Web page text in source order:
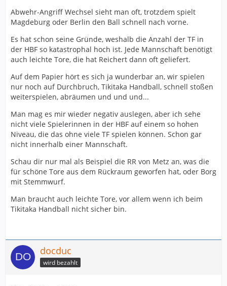
Statistik.
alleine macht. Aizawa und der Kreis unterstützen sie
sicher etwas. Für alleine fehlen ihr die schnelle Beine.
Es wird interessant wie es für sie in Bistrita läuft. Insb.
ob sie weiter nicht verteidigen muss. Bzw. ob sich eine
CL-Mannschaft das leisten kann.
Bei der HBF reden wir über eine Liga, wo man mit einer
soliden Defensive und einem Tempospiel Meister
werden konnte. Beides hat der THC nicht. Was auch an
den Abwehr-Angriff-Wechseln liegt. Aus meiner Sicht
hat Müller bei den Transfers auf diese Punkte geachtet.
Man benötigt niemanden, der 15 Buden macht, wenn
man besser verteidigt und mehr einfachere Tore macht.
Abwehr-Angriff Wechsel sieht man oft, trotzdem spielt
Magdeburg oder Berlin den Ball schnell nach vorne.
Es hat schon seine Gründe, weshalb die Anzahl der TF in
der HBF so katastrophal hoch ist. Jede Mannschaft benötigt
auch leichte Tore, die hat Reichert dann oft geliefert.
Auf dem Papier hört es sich ja wunderbar an, wir spielen
nur noch auf Durchbruch, Tikitaka Handball, schnell stoßen
weiterspielen, abräumen und und und...
Man mag es mir wieder negativ auslegen, aber ich sehe
nicht viele Spielerinnen in der HBF auf einem so hohen
Niveau, die das ohne viele TF spielen können. Schon gar
nicht innerhalb einer Mannschaft.
Schau dir nur mal als Beispiel die RR von Metz an, was die
für schöne Tore aus dem Rückraum geworfen hat, oder Borg
mit Stemmwurf.
Man braucht auch leichte Tore, vor allem wenn ich beim
Tikitaka Handball nicht sicher bin.
docduc
wird bezahlt